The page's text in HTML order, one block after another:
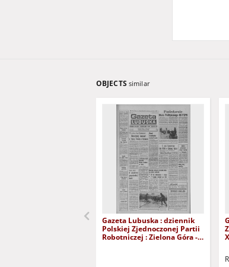
OBJECTS similar
Gazeta Lubuska : dziennik
Polskiej Zjednoczonej Partii
Robotniczej : Zielona Góra -